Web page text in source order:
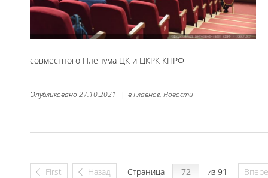
совместного Пленума ЦК и ЦКРК КПРФ
Опубликовано 27.10.2021 | вГлавное, Новости
First Назад Страница из 91